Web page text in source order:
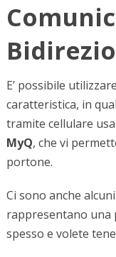
E’ possibile
caratteristica, in
tramite cellulare
MyQ, che vi
portone.
Ci sono anche
rappresentano una
spesso e volete